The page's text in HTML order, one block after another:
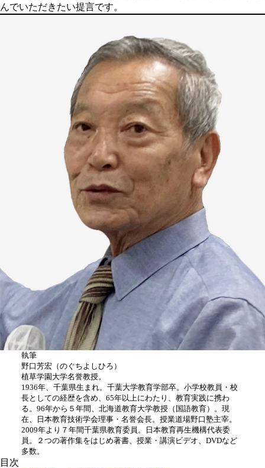
んでいただきたい提言です。
執筆
野口芳宏（のぐちよしひろ）
植草学園大学名誉教授。
1936年、千葉県生まれ。千葉大学教育学部卒。小学校教員・校
長としての経歴を含め、65年以上にわたり、教育実践に携わ
る。96年から５年間、北海道教育大学教授（国語教育）。現
在、日本教育技術学会理事・名誉会長。授業道場野口塾主宰。
2009年より７年間千葉県教育委員。日本教育再生機構代表委
員。２つの著作集をはじめ著書、授業・講演ビデオ、DVDなど
多数。
目次